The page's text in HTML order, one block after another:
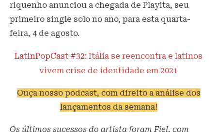
riquenho anunciou a chegada de Playita, seu
primeiro single solo no ano, para esta quarta-
feira, 4 de agosto.
LatinPopCast #32: Itália se reencontra e latinos
vivem crise de identidade em 2021
Ouça nosso podcast, com direito a análise dos
lançamentos da semana!
Os últimos sucessos do artista foram Fiel, com